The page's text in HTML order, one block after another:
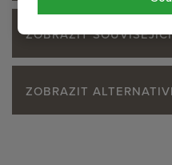
ZOBRAZIT
ZOBRAZIT